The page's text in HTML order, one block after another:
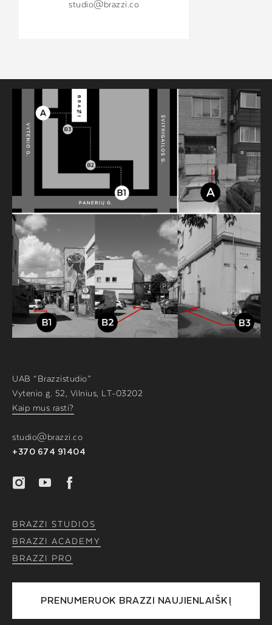
studio@brazzi.co
UAB “Brazzistudio”
Vytenio g. 52, Vilnius, LT-03202
Kaip mus rasti?
studio@brazzi.co
+370 674 91404
BRAZZI STUDIOS
BRAZZI ACADEMY
BRAZZI PRO
PRENUMERUOK BRAZZI NAUJIENLAIŠKĮ